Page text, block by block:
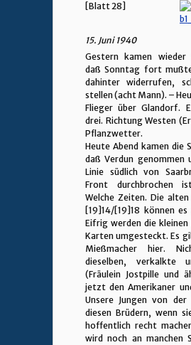
[Blatt 28]
15. Juni 1940
Gestern kamen wieder
daß Sonntag fort
dahinter widerrufen,
stellen (acht Mann). –
Flieger über Glandorf.
drei. Richtung Westen
Pflanzwetter.
Heute Abend kamen die
daß Verdun genommen
Linie südlich von
Front durchbrochen
Welche Zeiten. Die
[19]14/[19]18 können
Eifrig werden die kleinen
Karten umgesteckt. Es
Mießmacher hier.
dieselben, verkalkte
(Fräulein Jostpille und
jetzt den Amerikaner
Unsere Jungen von
diesen Brüdern, wenn
hoffentlich recht
wird noch an manchen